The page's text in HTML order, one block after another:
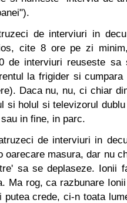
de interviuri in
cite 8 ore pe zi
de interviuri reuseste sa
la frigider si
Daca nu, nu, ci chiar
si holul si televizorul
in fine, in parc.
de interviuri in
oarecare masura, dar nu
sa se deplaseze. Ionii
Ma rog, ca razbunare
putea crede, ci-n toata